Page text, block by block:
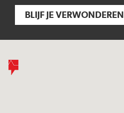
BLIJF JE VERWONDEREN